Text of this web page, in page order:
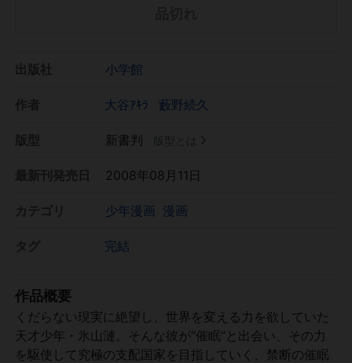
小学館
大谷ｱｷﾗ 藪野続久
新書判
2008年08月11日
少年漫画 漫画
完結
作品概要
くだらない現実に絶望し、世界を変える力を欲していた
天才少年・氷山漣。そんな彼が“催眠”と出会い、その力
を駆使して究極の支配国家を目指していく、禁断の催眠